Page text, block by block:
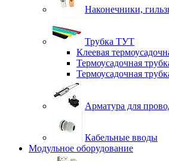
Наконечники,
Трубка ТУТ
Клеевая
Термоусадочная
Термоусадочная
Арматура для
Кабельные вводы
Модульное оборудование